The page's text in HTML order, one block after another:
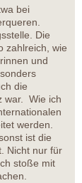
bei
Die
zahlreich, wie
und
die
war. Wie ich
werden.
ist die
Nicht nur für
stoße mit